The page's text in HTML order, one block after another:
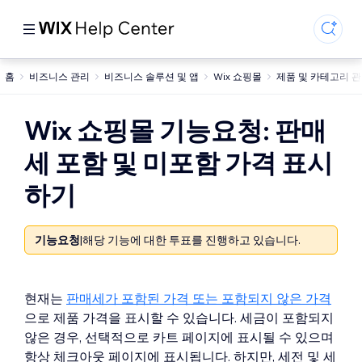
홈 비즈니스 관리 비즈니스 솔루션 및 앱 Wix 쇼핑몰 제품 및 카테고리
Wix 쇼핑몰 기능요청: 판매
세 포함 및 미포함 가격 표시
하기
기능요청|해당 기능에 대한 투표를 진행하고 있습니다.
현재는 판매세가 포함된 가격 또는 포함되지 않은 가격
으로 제품 가격을 표시할 수 있습니다. 세금이 포함되지
않은 경우, 선택적으로 카트 페이지에 표시될 수 있으며
항상 체크아웃 페이지에 표시됩니다. 하지만, 세전 및 세